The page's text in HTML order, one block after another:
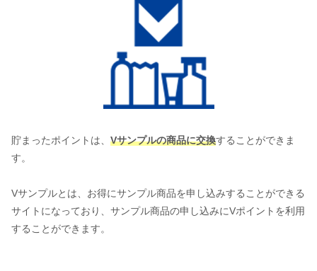
貯まったポイントは、 Vサンプルの商品に交換することができま
す。
Vサンプルとは、お得にサンプル商品を申し込みすることができる
サイトになっており、サンプル商品の申し込みにVポイントを利用
することができます。